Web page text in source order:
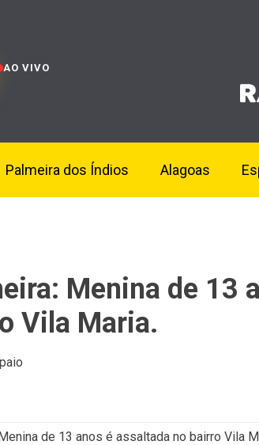
AO VIVO
Palmeira dos Índios Alagoas
Menina de 13
Vila Maria.
de 13 anos é assaltada no bairro Vila